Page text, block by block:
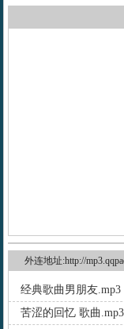
外连地址:http://
经典歌曲男朋友.mp3
苦涩的回忆 歌曲.mp3